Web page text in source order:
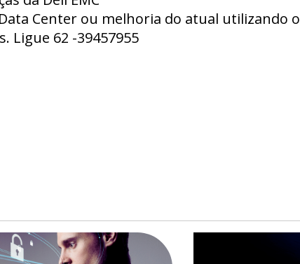
Center ou melhoria do atual utilizando o
Ligue 62 -39457955